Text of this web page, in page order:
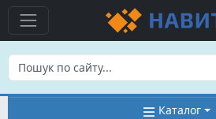
Каталог